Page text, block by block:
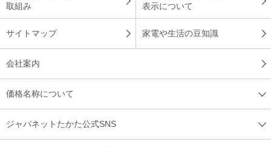
取組み
表示について
サイトマップ 家電や生活の豆知識
会社案内
価格名称について
ジャパネットたかた公式SNS